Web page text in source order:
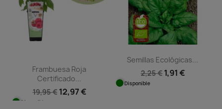
Frambuesa Roja
Certificado...
19,95 € 12,97 €
Disponible
Semillas Ecológicas...
2,25 € 1,91 €
Disponible